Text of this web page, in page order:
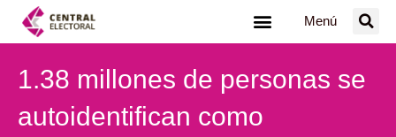
Menú
1.38 millones de personas se
autoidentifican como